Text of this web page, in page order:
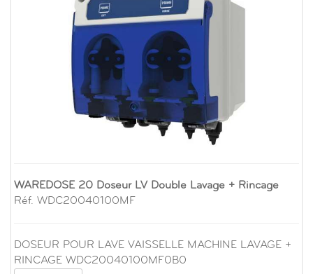
WAREDOSE 20 Doseur LV Double Lavage + Rincage
Réf. WDC20040100MF
DOSEUR POUR LAVE VAISSELLE MACHINE LAVAGE +
RINCAGE WDC20040100MF0B0